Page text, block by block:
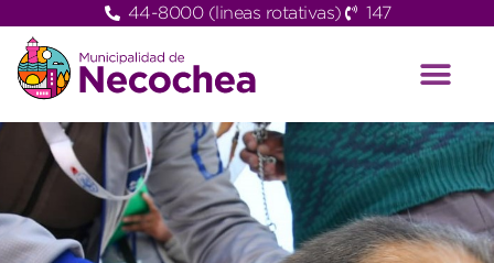
44-8000 (lineas rotativas) 147